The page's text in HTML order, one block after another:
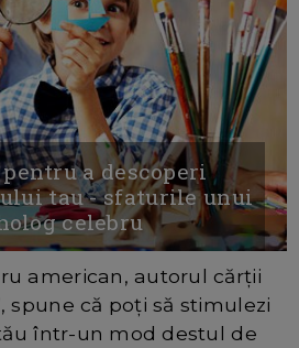
pentru a descoperi
tau - sfaturile unui
celebru
american, autorul cărții
spune că poți să stimulezi
într-un mod destul de